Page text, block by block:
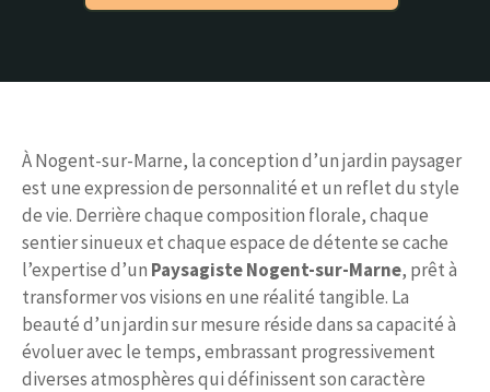
À Nogent-sur-Marne, la conception d’un jardin paysager
est une expression de personnalité et un reflet du style
de vie. Derrière chaque composition florale, chaque
sentier sinueux et chaque espace de détente se cache
l’expertise d’un Paysagiste Nogent-sur-Marne, prêt à
transformer vos visions en une réalité tangible. La
beauté d’un jardin sur mesure réside dans sa capacité à
évoluer avec le temps, embrassant progressivement
diverses atmosphères qui définissent son caractère